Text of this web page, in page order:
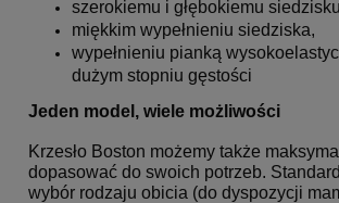
szerokiemu i głębokiemu
miękkim wypełnieniu siedziska,
wypełnieniu pianką
dużym stopniu gęstości
Jeden model, wiele możliwości
Krzesło Boston możemy także
dopasować do swoich potrzeb.
wybór rodzaju obicia (do dyspozycji